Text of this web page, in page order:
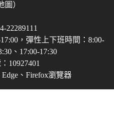
圖）
22289111
，彈性上下班時間：8:00-
、17:00-17:30
10927401
、Firefox瀏覽器